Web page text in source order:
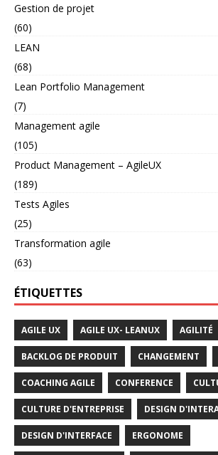
Gestion de projet
(60)
LEAN
(68)
Lean Portfolio Management
(7)
Management agile
(105)
Product Management – AgileUX
(189)
Tests Agiles
(25)
Transformation agile
(63)
ÉTIQUETTES
AGILE UX AGILE UX- LEANUX AGILITÉ
BACKLOG DE PRODUIT CHANGEMENT
COACHING AGILE CONFERENCE
CULTURE D'ENTREPRISE DESIGN
DESIGN D'INTERFACE ERGONOME